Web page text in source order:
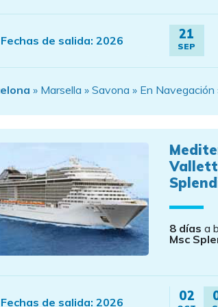
Fechas de salida: 2026 21
SEP
» Marsella » Savona » En
8 días a
Msc
Fechas de salida: 2026 02